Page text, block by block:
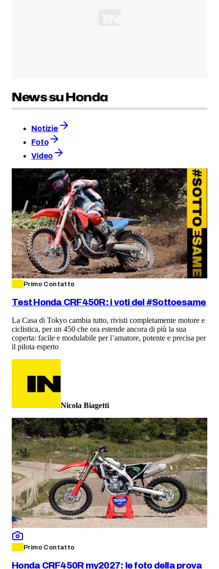
News su Honda
Notizie
Foto
Video
Primo Contatto
Test Honda CRF450R: i voti del #Sottoesame
La Casa di Tokyo cambia tutto, rivisti completamente motore e
ciclistica, per un 450 che ora estende ancora di più la sua
coperta: facile e modulabile per l’amatore, potente e precisa per
il pilota esperto
Nicola Biagetti
Primo Contatto
Honda CRF450R my2027: le foto della prova